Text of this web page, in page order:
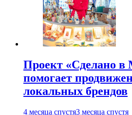
Проект «Сделано в
помогает
локальных брендов
4 месяца спустя3 месяца спустя